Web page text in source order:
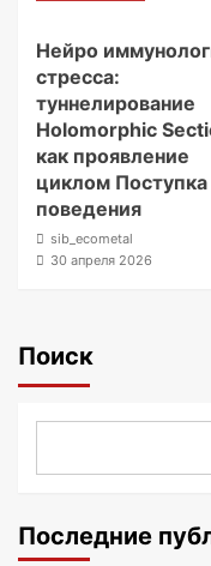
Нейро
стресса:
туннелирование
Holomorphic
как проявление
циклом Поступка
поведения
sib_ecometal
30 апреля 2026
Поиск
Последние